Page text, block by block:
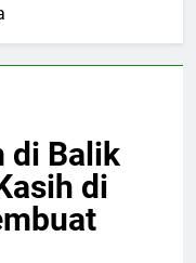
di Balik
di